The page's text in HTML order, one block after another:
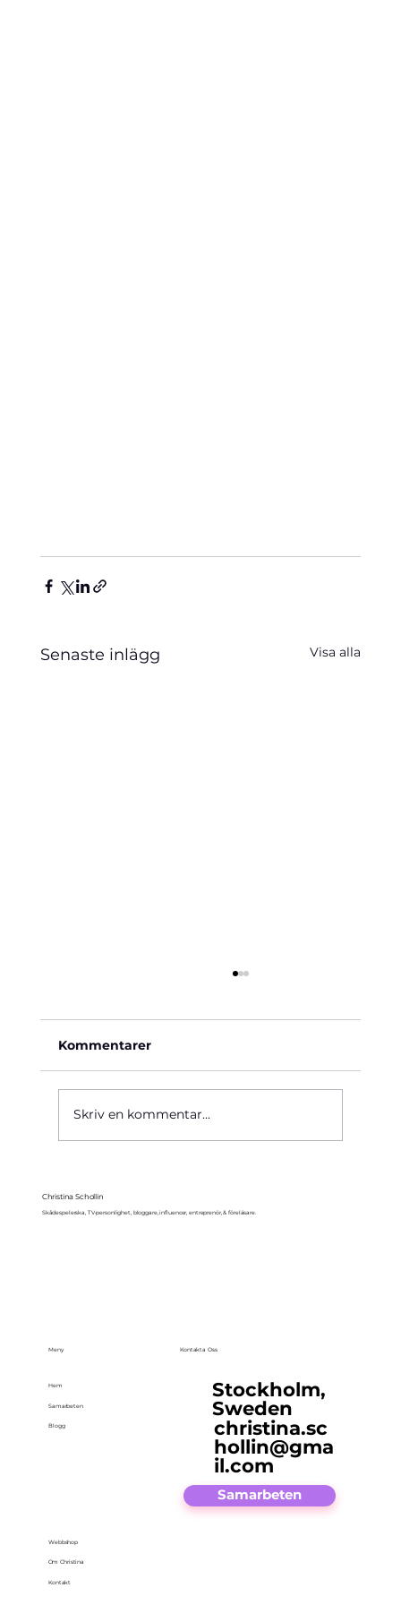
Senaste inlägg Visa alla
Kommentarer
Skriv en kommentar...
Christina Schollin
Skådespelerska, TV-personlighet, bloggare, influencer, entreprenör, & föreläsare.
Meny
Hem
Samarbeten
Blogg
Webbshop
Om Christina
Kontakt
Kontakta Oss
Stockholm,
Sweden
christina.sc
hollin@gma
il.com
Samarbeten